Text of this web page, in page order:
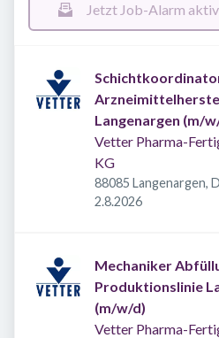
Jetzt Job-Alarm
Langenargen (m/
Vetter Pharma-
KG
88085 Langenargen,
Veröffentlicht
2.8.2026
Mechaniker
Produktionslinie
(m/w/d)
Vetter Pharma-